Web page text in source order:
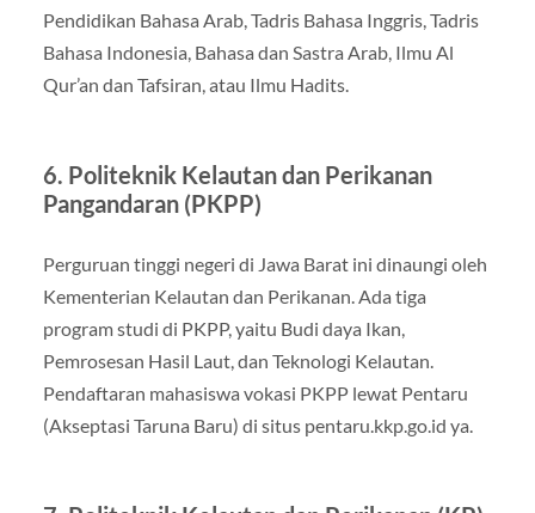
Pendidikan Bahasa Arab, Tadris Bahasa Inggris, Tadris
Bahasa Indonesia, Bahasa dan Sastra Arab, Ilmu Al
Qur’an dan Tafsiran, atau Ilmu Hadits.
6. Politeknik Kelautan dan Perikanan
Pangandaran (PKPP)
Perguruan tinggi negeri di Jawa Barat ini dinaungi oleh
Kementerian Kelautan dan Perikanan. Ada tiga
program studi di PKPP, yaitu Budi daya Ikan,
Pemrosesan Hasil Laut, dan Teknologi Kelautan.
Pendaftaran mahasiswa vokasi PKPP lewat Pentaru
(Akseptasi Taruna Baru) di situs pentaru.kkp.go.id ya.